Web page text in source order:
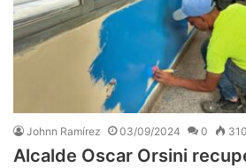
Johnn Ramírez 03/09/2024 0 310
Alcalde Oscar Orsini